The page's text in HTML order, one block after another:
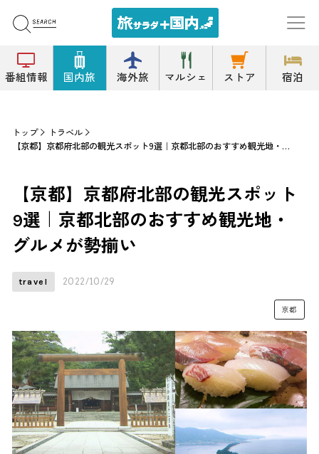
番組情報 国内旅 海外旅 マルシェ ストア 宿泊
トップ
トラベル
【京都】京都府北部の観光スポット9選｜京都北部のおすすめ観光地・グルメが勢揃い
【京都】京都府北部の観光スポット
9選｜京都北部のおすすめ観光地・
グルメが勢揃い
travel 2022/10/29
京都